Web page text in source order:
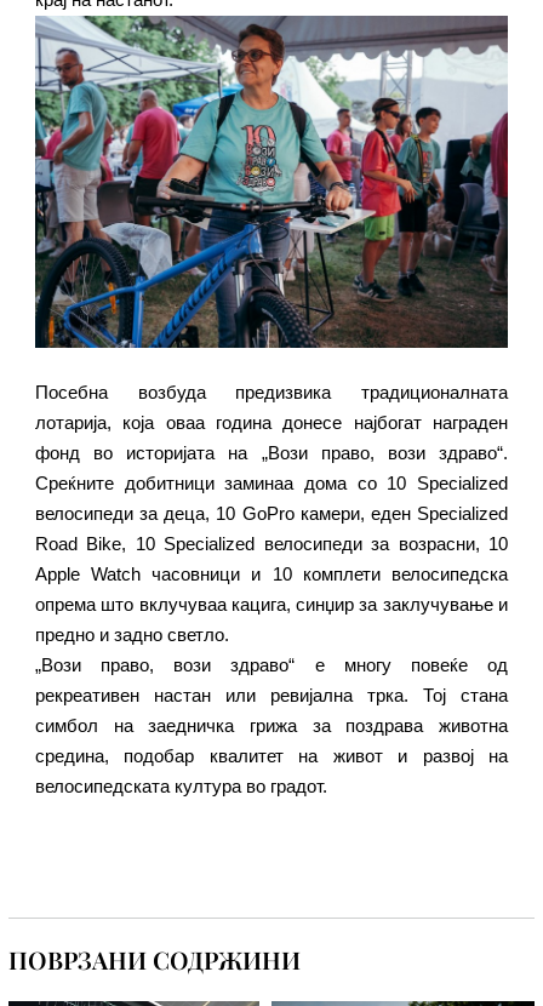
Посебна возбуда предизвика традиционалната
лотарија, која оваа година донесе најбогат награден
фонд во историјата на „Вози право, вози здраво“.
Среќните добитници заминаа дома со 10 Specialized
велосипеди за деца, 10 GoPro камери, еден Specialized
Road Bike, 10 Specialized велосипеди за возрасни, 10
Apple Watch часовници и 10 комплети велосипедска
опрема што вклучуваа кацига, синџир за заклучување и
предно и задно светло.
„Вози право, вози здраво“ е многу повеќе од
рекреативен настан или ревијална трка. Тој стана
симбол на заедничка грижа за поздрава животна
средина, подобар квалитет на живот и развој на
велосипедската култура во градот.
ПОВРЗАНИ СОДРЖИНИ